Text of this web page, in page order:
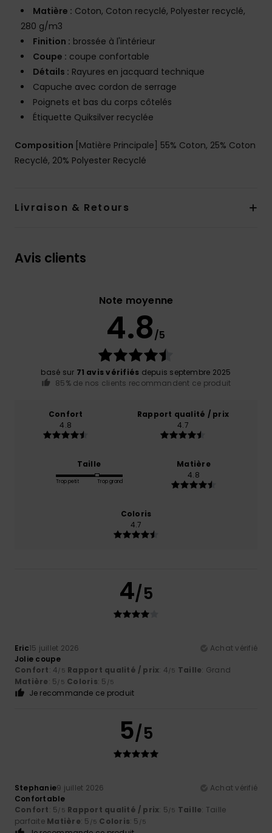
Matière : Coton, Coton recyclé, Polyester recyclé,
280 g/m3
Finition : brossée à l'intérieur
Coupe : coupe confortable
Détails : Rayures en jacquard technique
Capuche avec cordon de serrage
Poignets et bas du corps côtelés
Étiquette Quiksilver recyclée
Composition [Matière Principale] 55% Coton, 25% Coton
Recyclé, 20% Polyester Recyclé
Livraison & Retours
Avis clients
Note moyenne
4.8/5
basé sur 71 avis vérifiés depuis septembre 2025
85% de nos clients recommandent ce produit
Confort
4.8
Rapport qualité / prix
4.7
Taille
Trop petit Trop grand
Matière
4.8
Coloris
4.7
4/5
Eric15 juillet 2026
Achat vérifié
Jolie coupe
Confort: 4/5 Rapport qualité / prix: 4/5 Taille: Grand
Matière: 5/5 Coloris: 5 /5
Je recommande ce produit
5/5
Stephanie9 juillet 2026
Achat vérifié
Confortable
Confort: 5/5 Rapport qualité / prix: 5/5 Taille: Taille
parfaite Matière: 5 /5 Coloris: 5 /5